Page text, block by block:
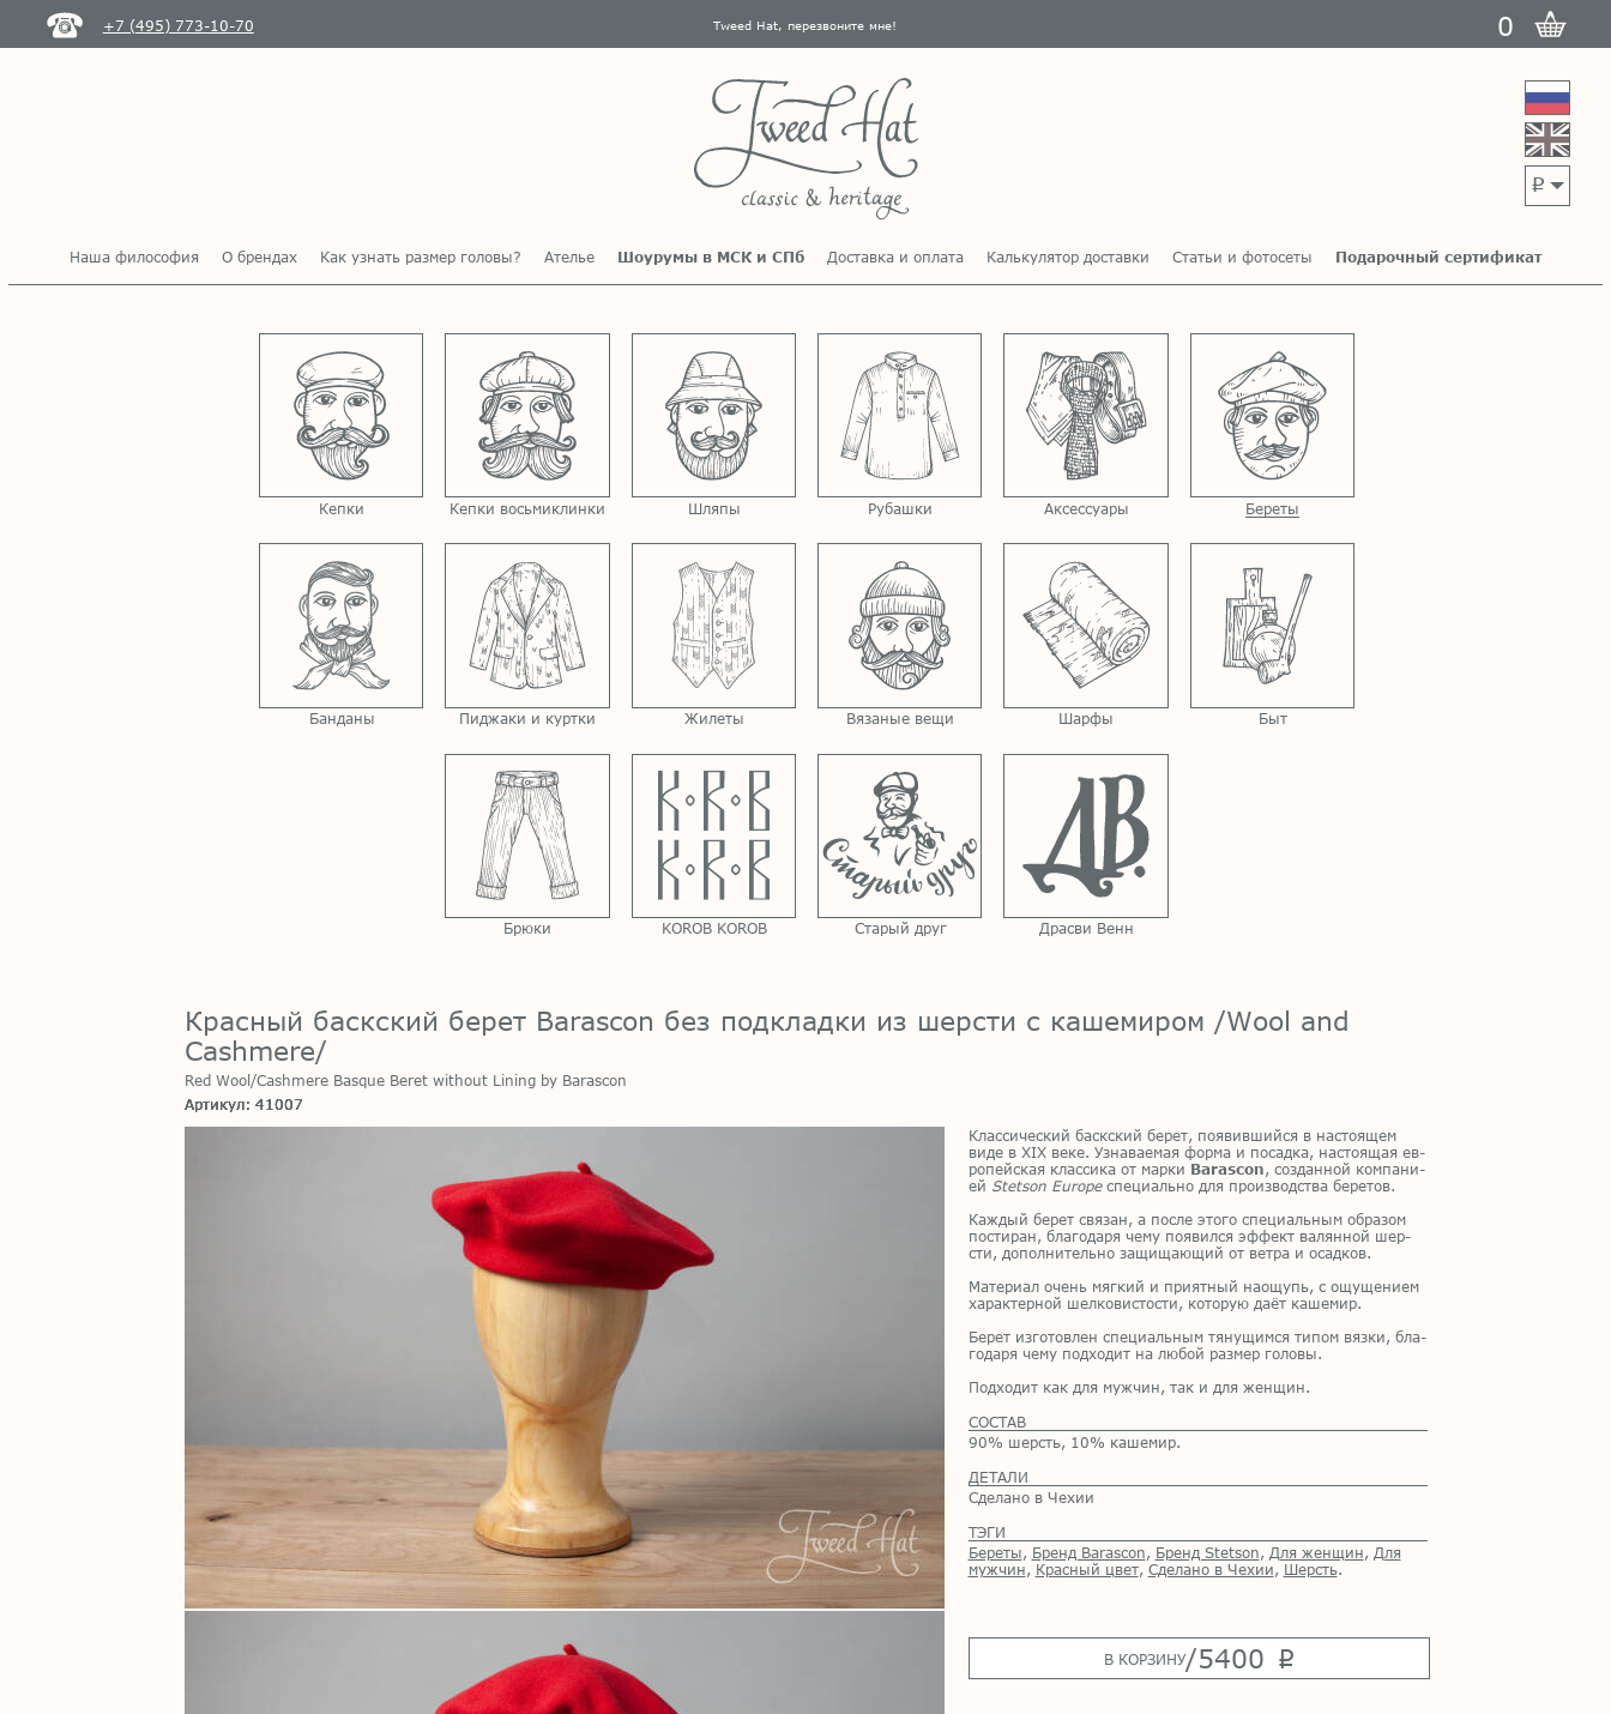
+7 (495) 773-10-70 0
Tweed Hat, перезвоните мне!
p
Наша философия О брендах Как узнать размер головы? Ателье Шоурумы в МСК и СПб Доставка и оплата Калькулятор доставки Статьи и фотосеты Подарочный сертификат
Кепки Кепки восьмиклинки Шляпы Рубашки Аксессуары Береты
Банданы Пиджаки и куртки Жилеты Вязаные вещи Шарфы Быт
Брюки KOROB KOROB Старый друг Драсви Венн
Красный баскский берет Barascon без подкладки из шерсти с кашемиром /Wool and
Cashmere/
Red Wool/Cashmere Basque Beret without Lining by Barascon
Артикул: 41007
Клас­си­че­ский баск­ский бе­рет, по­явив­ший­ся в на­сто­я­щем
виде в XIX веке. Узна­ва­е­мая фор­ма и по­сад­ка, на­сто­я­щая ев­
ро­пей­ская клас­си­ка от мар­ки Barascon, со­здан­ной ком­па­ни­
ей Stetson Europeспе­ци­аль­но для про­из­вод­ства бе­ре­тов.
Каж­дый бе­рет свя­зан, а по­сле это­го спе­ци­аль­ным об­ра­зом
по­сти­ран, бла­го­да­ря чему по­явил­ся эф­фект ва­лян­ной шер­
сти, до­пол­ни­тель­но за­щи­ща­ю­щий от вет­ра и осад­ков.
Ма­те­ри­ал очень мяг­кий и при­ят­ный на­о­щупь, с ощу­ще­ни­ем
ха­рак­тер­ной шел­ко­ви­сто­сти, ко­то­рую даёт ка­ше­мир.
Бе­рет из­го­тов­лен спе­ци­аль­ным тя­ну­щим­ся ти­пом вяз­ки, бла­
го­да­ря чему под­хо­дит на лю­бой раз­мер го­ло­вы.
Под­хо­дит как для муж­чин, так и для жен­щин.
СОСТАВ
90% шерсть, 10% кашемир.
ДЕТАЛИ
Сделано в Чехии
ТЭГИ
Береты, Бренд Barascon, Бренд Stetson, Для женщин, Для
мужчин, Красный цвет, Сделано в Чехии, Шерсть.
В КОРЗИНУ/5400 p